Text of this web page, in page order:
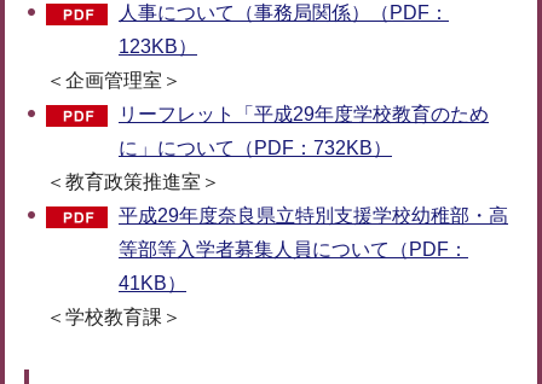
人事について（事務局関係）（PDF：
123KB）
＜企画管理室＞
リーフレット「平成29年度学校教育のため
に」について（PDF：732KB）
＜教育政策推進室＞
平成29年度奈良県立特別支援学校幼稚部・高
等部等入学者募集人員について（PDF：
41KB）
＜学校教育課＞